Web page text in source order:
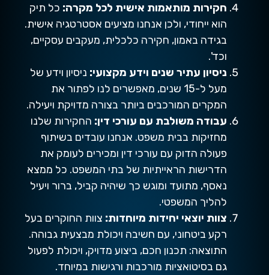
חקירות מותאמות אישית לכל מקרה: כל תיק
הוא ייחודי, ולכן אנחנו מציעים אסטרטגיה אישית.
בגידה באמון, חקירה כלכלית, מעקבים עסקיים,
וכד'.
ניסיון עתיר שנים וידע מקצועי: ניסיון וידע של
מעל ל-15 שנים, מאפשרים לנו לפתור את
המקרים המורכבים ביותר בצורה מדויקת ויעילה.
עבודה משולבת עם עורכי דין: החקירות שלנו
מחזיקות בבית משפט. אנחנו עובדים בשיתוף
פעולה הדוק עם עורכי דין ומכירים לעומק את
הדרישות הראייתיות של בתי המשפט. כל ממצא
נאסף, מתועד ומוגש כך שיהיה קביל, ברור ויעיל
להליך המשפטי.
צוות יוצאי יחידות מיוחדות: צוות החוקרים בעל
רקע ביטחוני, עם חשיבה ויכולת מבצעית גבוהה.
התוצאה: תכנון חכם, ביצוע מדויק, ויכולת לפעול
גם בסיטואציות מורכבות ורגישות במיוחד.